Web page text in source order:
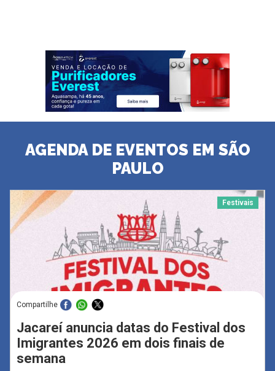
AGENDA DE EVENTOS EM SÃO
PAULO
Festivais
Compartilhe
Jacareí anuncia datas do Festival dos
Imigrantes 2026 em dois finais de
semana